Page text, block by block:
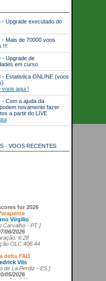
- Upgrade executado do
- Mais de 70000 voos
!!!
- Upgrade de
em curso
- Estatistica ONLINE (voos
voos aqui !
- Com a ajuda da
novamente fazer
a partir do LIVE
- VOOS RECENTES
for 2026
Virgilio
Carvalho - PT ]
06/2026
6:28
OLC:406.44
delta FAI1
Vils
de La Perdiz - ES ]
05/2026
4:11